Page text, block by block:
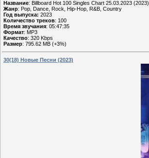
Название: Billboard Hot 100 Singles Chart 25.03.2023 (2023)
Жанр: Pop, Dance, Rock, Hip-Hop, R&B, Country
Год выпуска: 2023
Количество треков: 100
Время звучания: 05:47:35
Формат: MP3
Качество: 320 Kbps
Размер: 795.62 MB (+3%)
30(18) Новые Песни (2023)